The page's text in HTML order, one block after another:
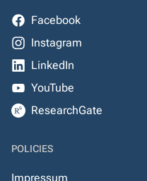
Facebook
Instagram
LinkedIn
YouTube
ResearchGate
POLICIES
Impressum